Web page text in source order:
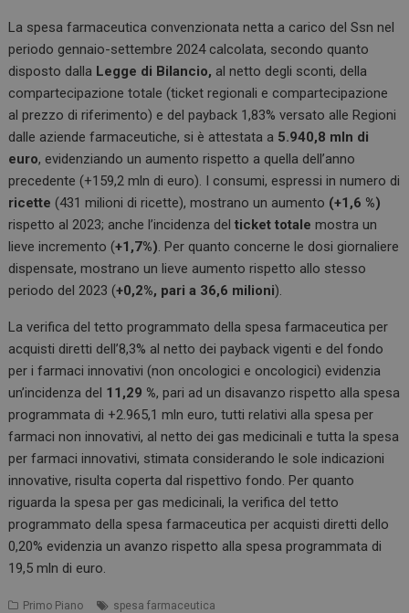
La spesa farmaceutica convenzionata netta a carico del Ssn nel
periodo gennaio-settembre 2024 calcolata, secondo quanto
disposto dalla Legge di Bilancio, al netto degli sconti, della
compartecipazione totale (ticket regionali e compartecipazione
al prezzo di riferimento) e del payback 1,83% versato alle Regioni
dalle aziende farmaceutiche, si è attestata a 5.940,8 mln di
euro, evidenziando un aumento rispetto a quella dell’anno
precedente (+159,2 mln di euro). I consumi, espressi in numero di
ricette (431 milioni di ricette), mostrano un aumento (+1,6 %)
rispetto al 2023; anche l’incidenza delticket totale mostra un
lieve incremento (+1,7%). Per quanto concerne le dosi giornaliere
dispensate, mostrano un lieve aumento rispetto allo stesso
periodo del 2023 (+0,2%, pari a 36,6 milioni).
La verifica del tetto programmato della spesa farmaceutica per
acquisti diretti dell’8,3% al netto dei payback vigenti e del fondo
per i farmaci innovativi (non oncologici e oncologici) evidenzia
un’incidenza del 11,29 %, pari ad un disavanzo rispetto alla spesa
programmata di +2.965,1 mln euro, tutti relativi alla spesa per
farmaci non innovativi, al netto dei gas medicinali e tutta la spesa
per farmaci innovativi, stimata considerando le sole indicazioni
innovative, risulta coperta dal rispettivo fondo. Per quanto
riguarda la spesa per gas medicinali, la verifica del tetto
programmato della spesa farmaceutica per acquisti diretti dello
0,20% evidenzia un avanzo rispetto alla spesa programmata di
19,5 mln di euro.
Primo Piano spesa farmaceutica